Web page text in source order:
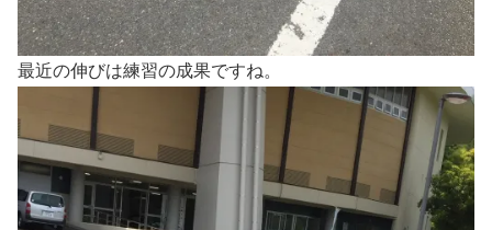
最近の伸びは練習の成果ですね。